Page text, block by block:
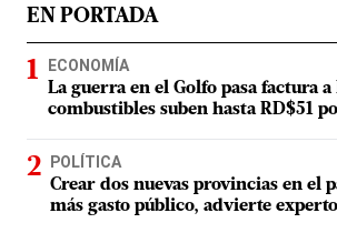
EN PORTADA
ECONOMÍA
La guerra en el Golfo pasa factura a
combustibles suben hasta RD$51
POLÍTICA
Crear dos nuevas provincias en el
más gasto público, advierte experto